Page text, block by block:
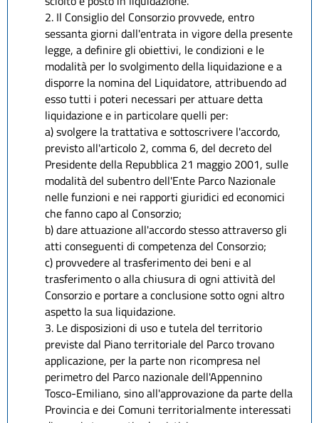
2. Il Consiglio del Consorzio provvede, entro
sessanta giorni dall'entrata in vigore della presente
legge, a definire gli obiettivi, le condizioni e le
modalità per lo svolgimento della liquidazione e a
disporre la nomina del Liquidatore, attribuendo ad
esso tutti i poteri necessari per attuare detta
liquidazione e in particolare quelli per:
a) svolgere la trattativa e sottoscrivere l'accordo,
previsto all'articolo 2, comma 6, del decreto del
Presidente della Repubblica 21 maggio 2001, sulle
modalità del subentro dell'Ente Parco Nazionale
nelle funzioni e nei rapporti giuridici ed economici
che fanno capo al Consorzio;
b) dare attuazione all'accordo stesso attraverso gli
atti conseguenti di competenza del Consorzio;
c) provvedere al trasferimento dei beni e al
trasferimento o alla chiusura di ogni attività del
Consorzio e portare a conclusione sotto ogni altro
aspetto la sua liquidazione.
3. Le disposizioni di uso e tutela del territorio
previste dal Piano territoriale del Parco trovano
applicazione, per la parte non ricompresa nel
perimetro del Parco nazionale dell'Appennino
Tosco-Emiliano, sino all'approvazione da parte della
Provincia e dei Comuni territorialmente interessati